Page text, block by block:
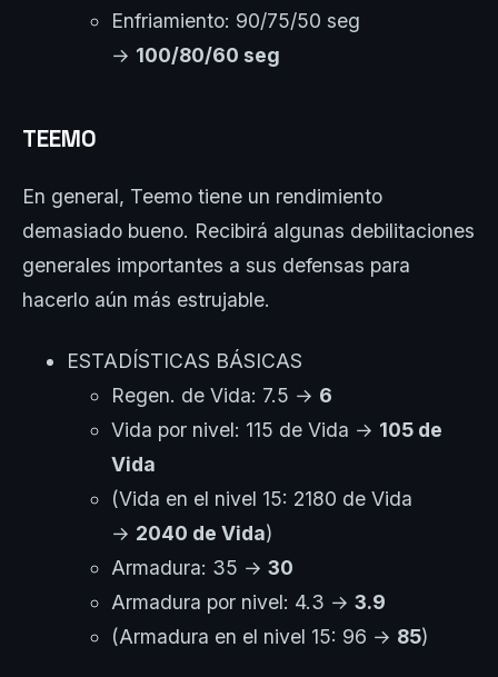
Enfriamiento: 90/75/50 seg
→ 100/80/60 seg
TEEMO
En general, Teemo tiene un rendimiento
demasiado bueno. Recibirá algunas debilitaciones
generales importantes a sus defensas para
hacerlo aún más estrujable.
ESTADÍSTICAS BÁSICAS
Regen. de Vida: 7.5 → 6
Vida por nivel: 115 de Vida → 105 de
Vida
(Vida en el nivel 15: 2180 de Vida
→ 2040 de Vida)
Armadura: 35 → 30
Armadura por nivel: 4.3 → 3.9
(Armadura en el nivel 15: 96 → 85)